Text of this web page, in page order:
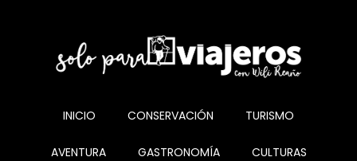
INICIO CONSERVACIÓN TURISMO
AVENTURA GASTRONOMÍA CULTURAS